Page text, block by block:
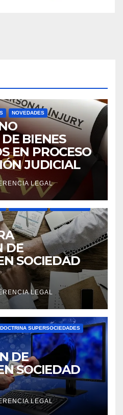
NOVEDADES
BIENES
EN PROCESO
JUDICIAL
LEGAL
DIVIDENDOS
DE
SOCIEDAD
LEGAL
DOCTRINA SUPERSOCIEDADES
DE
SOCIEDAD
LEGAL